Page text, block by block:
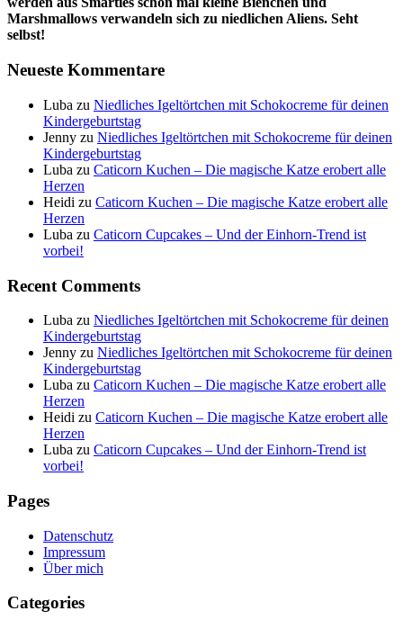
Marshmallows verwandeln sich zu niedlichen Aliens. Seht
selbst!
Neueste Kommentare
Luba zu Niedliches Igeltörtchen mit Schokocreme für deinen
Kindergeburtstag
Jenny zu Niedliches Igeltörtchen mit Schokocreme für deinen
Kindergeburtstag
Luba zu Caticorn Kuchen – Die magische Katze erobert alle
Herzen
Heidi zu Caticorn Kuchen – Die magische Katze erobert alle
Herzen
Luba zu Caticorn Cupcakes – Und der Einhorn-Trend ist
vorbei!
Recent Comments
Luba zu Niedliches Igeltörtchen mit Schokocreme für deinen
Kindergeburtstag
Jenny zu Niedliches Igeltörtchen mit Schokocreme für deinen
Kindergeburtstag
Luba zu Caticorn Kuchen – Die magische Katze erobert alle
Herzen
Heidi zu Caticorn Kuchen – Die magische Katze erobert alle
Herzen
Luba zu Caticorn Cupcakes – Und der Einhorn-Trend ist
vorbei!
Pages
Datenschutz
Impressum
Über mich
Categories